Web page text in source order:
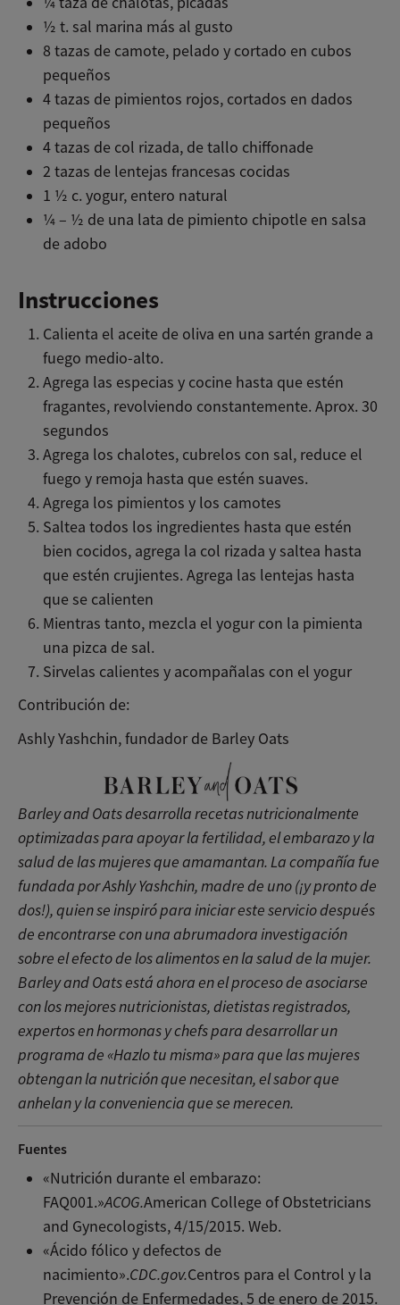
½ t. sal marina más al gusto
8 tazas de camote, pelado y cortado en cubos
pequeños
4 tazas de pimientos rojos, cortados en dados
pequeños
4 tazas de col rizada, de tallo chiffonade
2 tazas de lentejas francesas cocidas
1 ½ c. yogur, entero natural
¼ – ½ de una lata de pimiento chipotle en salsa
de adobo
Instrucciones
Calienta el aceite de oliva en una sartén grande a
fuego medio-alto.
Agrega las especias y cocine hasta que estén
fragantes, revolviendo constantemente. Aprox. 30
segundos
Agrega los chalotes, cubrelos con sal, reduce el
fuego y remoja hasta que estén suaves.
Agrega los pimientos y los camotes
Saltea todos los ingredientes hasta que estén
bien cocidos, agrega la col rizada y saltea hasta
que estén crujientes. Agrega las lentejas hasta
que se calienten
Mientras tanto, mezcla el yogur con la pimienta
una pizca de sal.
Sirvelas calientes y acompañalas con el yogur
Contribución de:
Ashly Yashchin, fundador de Barley Oats
Barley and Oats desarrolla recetas nutricionalmente
optimizadas para apoyar la fertilidad, el embarazo y la
salud de las mujeres que amamantan. La compañía fue
fundada por Ashly Yashchin, madre de uno (¡y pronto de
dos!), quien se inspiró para iniciar este servicio después
de encontrarse con una abrumadora investigación
sobre el efecto de los alimentos en la salud de la mujer.
Barley and Oats está ahora en el proceso de asociarse
con los mejores nutricionistas, dietistas registrados,
expertos en hormonas y chefs para desarrollar un
programa de «Hazlo tu misma» para que las mujeres
obtengan la nutrición que necesitan, el sabor que
anhelan y la conveniencia que se merecen.
Fuentes
«Nutrición durante el embarazo:
FAQ001.»ACOG.American College of Obstetricians
and Gynecologists, 4/15/2015. Web.
«Ácido fólico y defectos de
nacimiento».CDC.gov.Centros para el Control y la
Prevención de Enfermedades, 5 de enero de 2015.